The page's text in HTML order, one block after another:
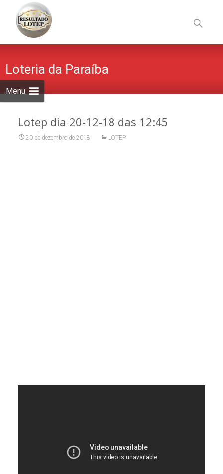
Menu
to
content
por:
Loteria da Paraíba
Lotep dia 20-12-18 das 12:45
20 de dezembro de 2018 LOTEP